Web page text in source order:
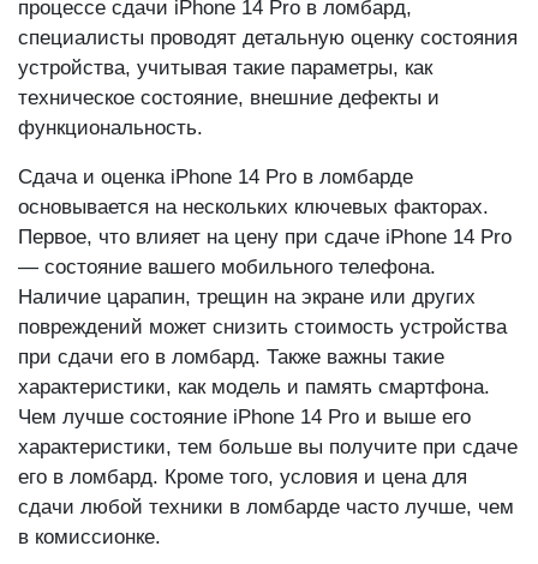
процессе сдачи iPhone 14 Pro в ломбард,
специалисты проводят детальную оценку состояния
устройства, учитывая такие параметры, как
техническое состояние, внешние дефекты и
Сдача и оценка iPhone 14 Pro в ломбарде
основывается на нескольких ключевых факторах.
Первое, что влияет на цену при сдаче iPhone 14 Pro
— состояние вашего мобильного телефона.
Наличие царапин, трещин на экране или других
повреждений может снизить стоимость устройства
при сдачи его в ломбард. Также важны такие
характеристики, как модель и память смартфона.
Чем лучше состояние iPhone 14 Pro и выше его
характеристики, тем больше вы получите при сдаче
его в ломбард. Кроме того, условия и цена для
сдачи любой техники в ломбарде часто лучше, чем